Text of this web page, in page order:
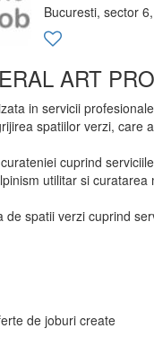
Bucuresti, sector
ART
in servicii
spatiilor verzi, care
cuprind
utilitar si
de spatii verzi cuprind
de joburi create